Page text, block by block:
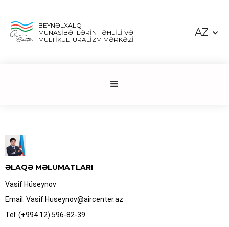
BEYNƏLXALQ
MÜNASİBƏTLƏRİN TƏHLİLİ VƏ
MULTİKULTURALİZM MƏRKƏZİ
AZ
ƏLAQƏ MƏLUMATLARI
Vasif Hüseynov
Email: Vasif.Huseynov@aircenter.az
Tel: (+994 12) 596-82-39